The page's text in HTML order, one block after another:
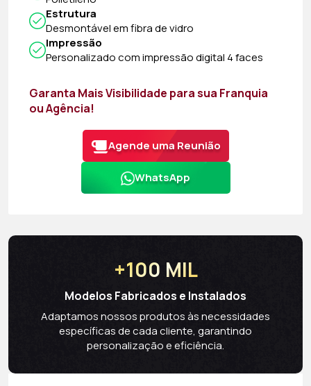
Estrutura
Desmontável em fibra de vidro
Impressão
Personalizado com impressão digital 4 faces
Garanta Mais Visibilidade para sua Franquia
ou Agência!
Agende uma Reunião
WhatsApp
+100 MIL
Modelos Fabricados e Instalados
Adaptamos nossos produtos às necessidades
específicas de cada cliente, garantindo
personalização e eficiência.